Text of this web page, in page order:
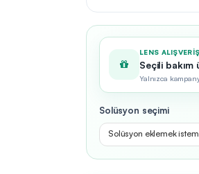
LENS
Seçili
Yalnızca
Solüsyon seçimi
Solüsyon eklemek